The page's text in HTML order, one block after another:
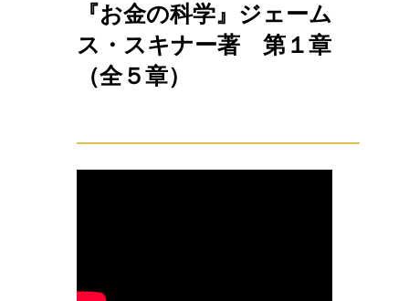
『お金の科学』ジェーム
ス・スキナー著 第１章
（全５章）